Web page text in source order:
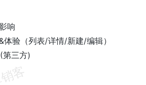
响
体验（列表/详情/新建/编辑）
第三方)